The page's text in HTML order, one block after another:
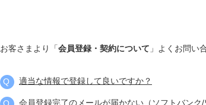
お客さまより「会員登録・契約について 」よくお問い
適当な情報で登録して良いですか？
会員登録完了のメールが届かない（ソフトバンク